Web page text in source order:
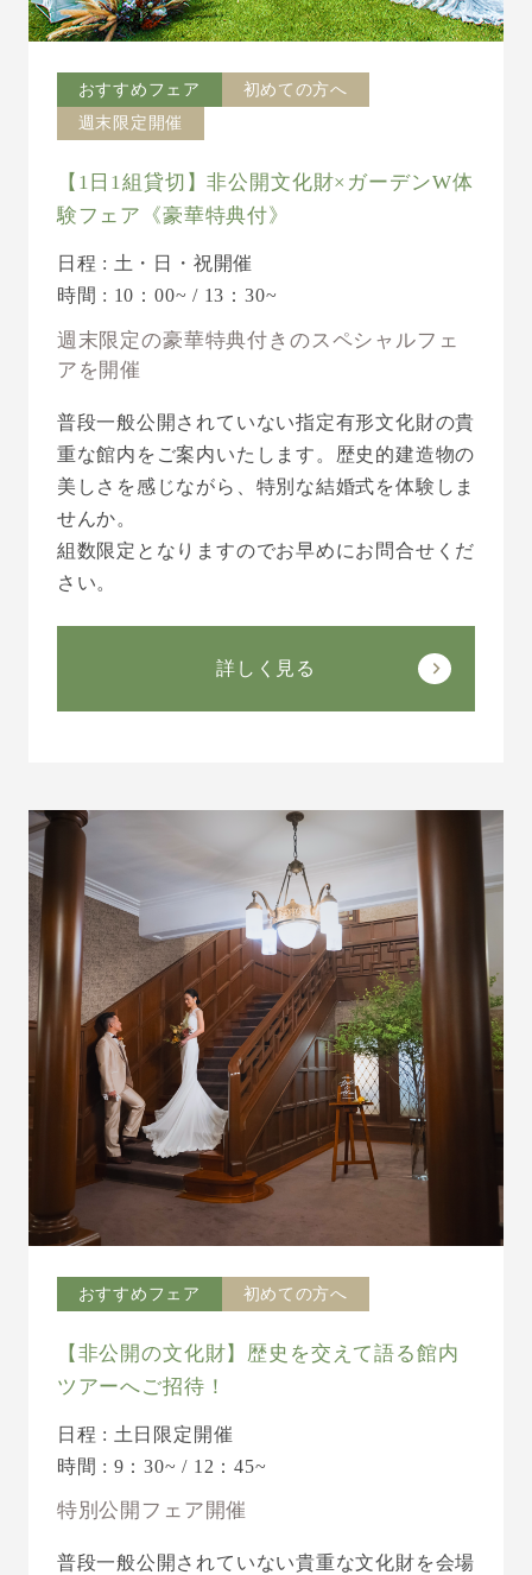
おすすめフェア
初めての方へ
週末限定開催
【1日1組貸切】非公開文化財×ガーデンW体
験フェア《豪華特典付》
日程 : 土・日・祝開催
時間 : 10：00~ / 13：30~
週末限定の豪華特典付きのスペシャルフェ
アを開催
普段一般公開されていない指定有形文化財の貴
重な館内をご案内いたします。歴史的建造物の
美しさを感じながら、特別な結婚式を体験しま
せんか。
組数限定となりますのでお早めにお問合せくだ
さい。
詳しく見る
おすすめフェア 初めての方へ
【非公開の文化財】歴史を交えて語る館内
ツアーへご招待！
日程 : 土日限定開催
時間 : 9：30~ / 12：45~
特別公開フェア開催
普段一般公開されていない貴重な文化財を会場